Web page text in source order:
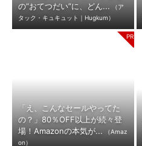
の“おてつだい”に、どん...
（ア
タック・キュキュット｜Hugkum）
「え、こんなセールやってた
の？」80％OFF以上が続々登
場！Amazonの本気が...
（Amaz
on）